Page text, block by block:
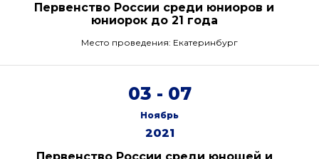
Первенство России среди юниоров и
юниорок до 21 года
Место проведения: Екатеринбург
03 - 07
Ноябрь
2021